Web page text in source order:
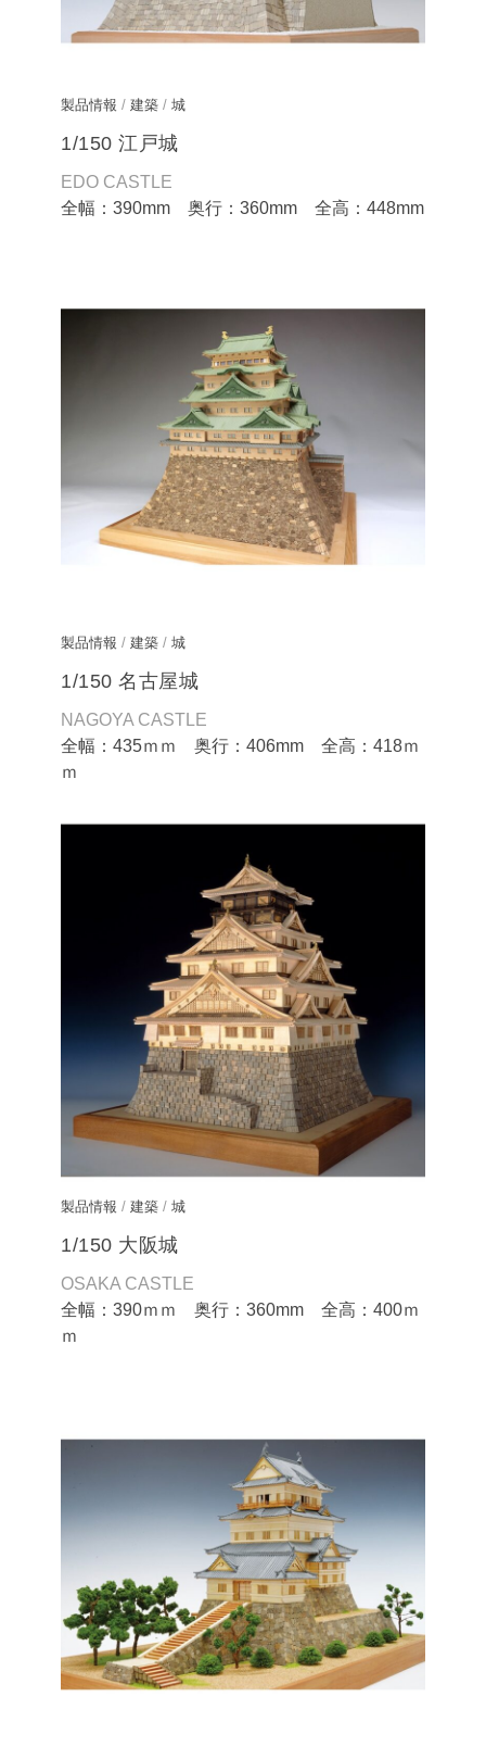
製品情報 / 建築 / 城
1/150 江戸城
EDO CASTLE
全幅：390mm 奥行：360mm 全高：448mm
製品情報 / 建築 / 城
1/150 名古屋城
NAGOYA CASTLE
全幅：435ｍｍ 奥行：406mm 全高：418ｍ
ｍ
製品情報 / 建築 / 城
1/150 大阪城
OSAKA CASTLE
全幅：390ｍｍ 奥行：360mm 全高：400ｍ
ｍ